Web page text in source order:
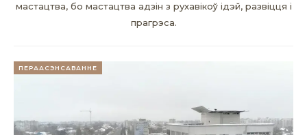
мастацтва, бо мастацтва адзін з рухавікоў ідэй, развіцця і
прагрэса.
ПЕРААСЭНСАВАННЕ